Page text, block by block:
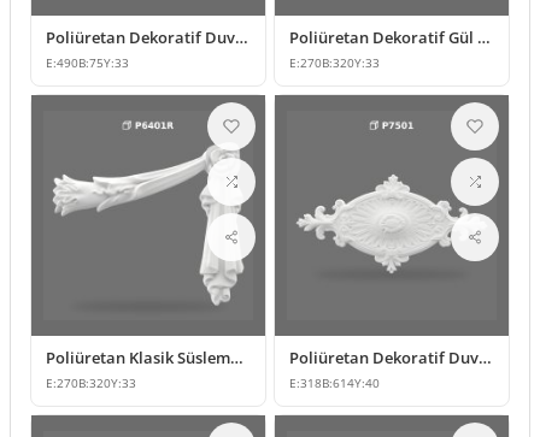
Poliüretan Dekoratif Duvar Süsleme ve Motif Modelleri
E:490B:75Y:33
Poliüretan Dekoratif Gül ve Yaprak Motifli Köşe Süsleme
E:270B:320Y:33
Poliüretan Klasik Süsleme ve Dekoratif Duvar Apliği
E:270B:320Y:33
Poliüretan Dekoratif Duvar Süsü ve Motif Modeli
E:318B:614Y:40